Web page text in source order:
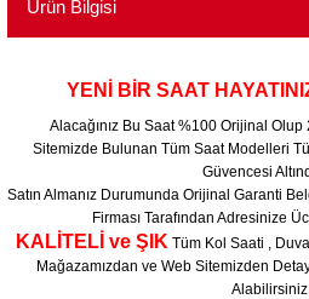
Ürün Bilgisi
YENİ BİR SAAT
Alacağınız Bu Saat %100 Orijinal Olup
Sitemizde Bulunan Tüm Saat Modelleri
Güvencesi
Satın Almanız Durumunda Orijinal Garanti
Firması Tarafından Adresinize
KALİTELİ ve ŞIK Tüm Kol Saati ,
Mağazamızdan ve Web Sitemizden